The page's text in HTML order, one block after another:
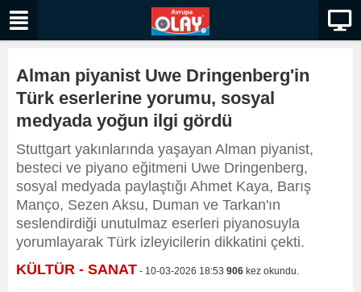
Alman piyanist Uwe Dringenberg'in
Türk eserlerine yorumu, sosyal
medyada yoğun ilgi gördü
Stuttgart yakınlarında yaşayan Alman piyanist,
besteci ve piyano eğitmeni Uwe Dringenberg,
sosyal medyada paylaştığı Ahmet Kaya, Barış
Manço, Sezen Aksu, Duman ve Tarkan'ın
seslendirdiği unutulmaz eserleri piyanosuyla
yorumlayarak Türk izleyicilerin dikkatini çekti.
KÜLTÜR - SANAT - 10-03-2026 18:53 906 kez okundu.